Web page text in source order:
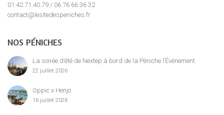
01.42.71.40.79 / 06 76 66 36 32
contact@lesitedespeniches.fr
NOS PÉNICHES
La soirée d’été de Nextep à bord de la Péniche l’Événement
22 juillet 2026
Oppic x Henjo
16 juillet 2026